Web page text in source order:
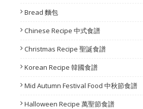
Bread 麵包
Chinese Recipe 中式食譜
Christmas Recipe 聖誕食譜
Korean Recipe 韓國食譜
Mid Autumn Festival Food 中秋節食譜
Halloween Recipe 萬聖節食譜